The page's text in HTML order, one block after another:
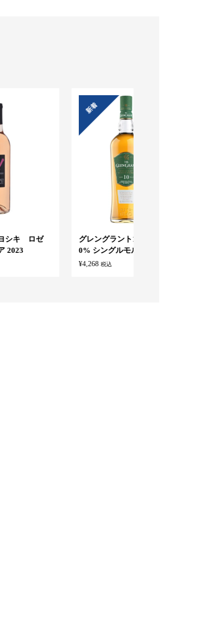
グレングラント10年 700ml 4
0% シングルモルト ウイス...